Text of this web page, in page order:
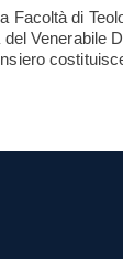
Facoltà di
Venerabile